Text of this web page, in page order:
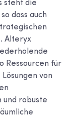
steht die
dass auch
Alteryx
Ressourcen für
von
und robuste